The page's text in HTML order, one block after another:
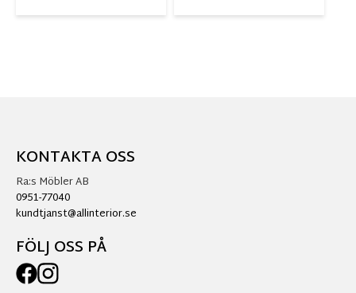
KONTAKTA OSS
Ra:s Möbler AB
0951-77040
kundtjanst@allinterior.se
FÖLJ OSS PÅ